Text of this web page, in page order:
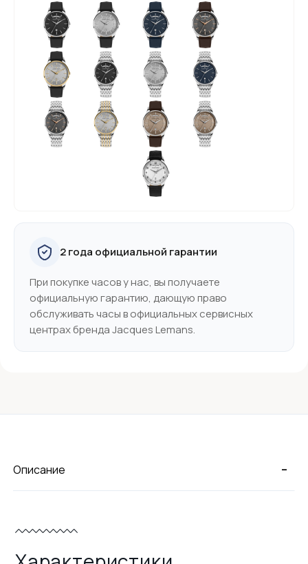
2 года официальной гарантии
При покупке часов у нас, вы получаете
официальную гарантию, дающую право
обслуживать часы в официальных сервисных
центрах бренда Jacques Lemans.
-
Описание